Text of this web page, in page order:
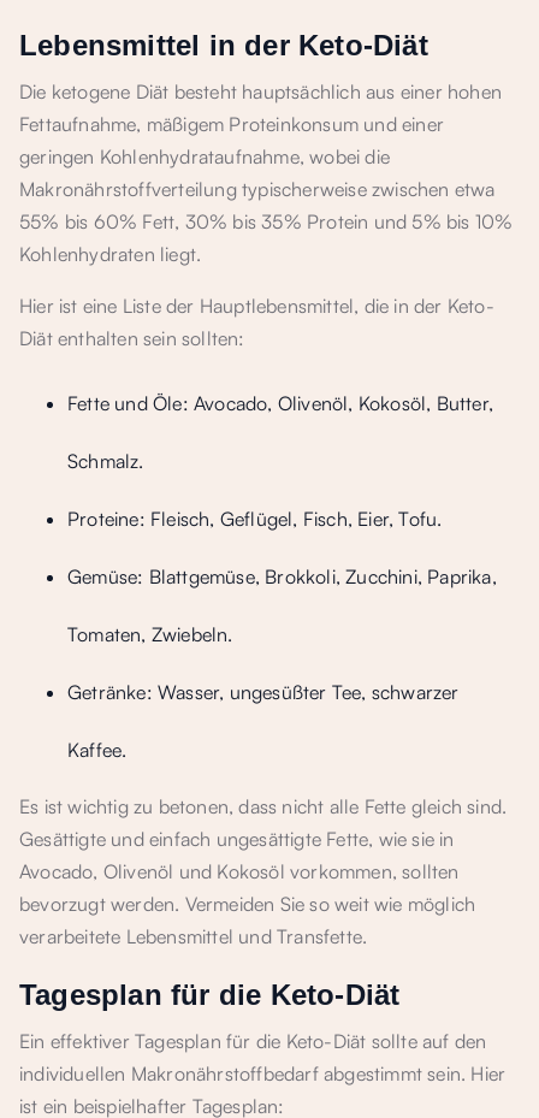
Lebensmittel in der Keto-Diät
Die ketogene Diät besteht hauptsächlich aus einer hohen
Fettaufnahme, mäßigem Proteinkonsum und einer
geringen Kohlenhydrataufnahme, wobei die
Makronährstoffverteilung typischerweise zwischen etwa
55% bis 60% Fett, 30% bis 35% Protein und 5% bis 10%
Kohlenhydraten liegt.
Hier ist eine Liste der Hauptlebensmittel, die in der Keto-
Diät enthalten sein sollten:
Fette und Öle: Avocado, Olivenöl, Kokosöl, Butter,
Schmalz.
Proteine: Fleisch, Geflügel, Fisch, Eier, Tofu.
Gemüse: Blattgemüse, Brokkoli, Zucchini, Paprika,
Tomaten, Zwiebeln.
Getränke: Wasser, ungesüßter Tee, schwarzer
Kaffee.
Es ist wichtig zu betonen, dass nicht alle Fette gleich sind.
Gesättigte und einfach ungesättigte Fette, wie sie in
Avocado, Olivenöl und Kokosöl vorkommen, sollten
bevorzugt werden. Vermeiden Sie so weit wie möglich
verarbeitete Lebensmittel und Transfette.
Tagesplan für die Keto-Diät
Ein effektiver Tagesplan für die Keto-Diät sollte auf den
individuellen Makronährstoffbedarf abgestimmt sein. Hier
ist ein beispielhafter Tagesplan: